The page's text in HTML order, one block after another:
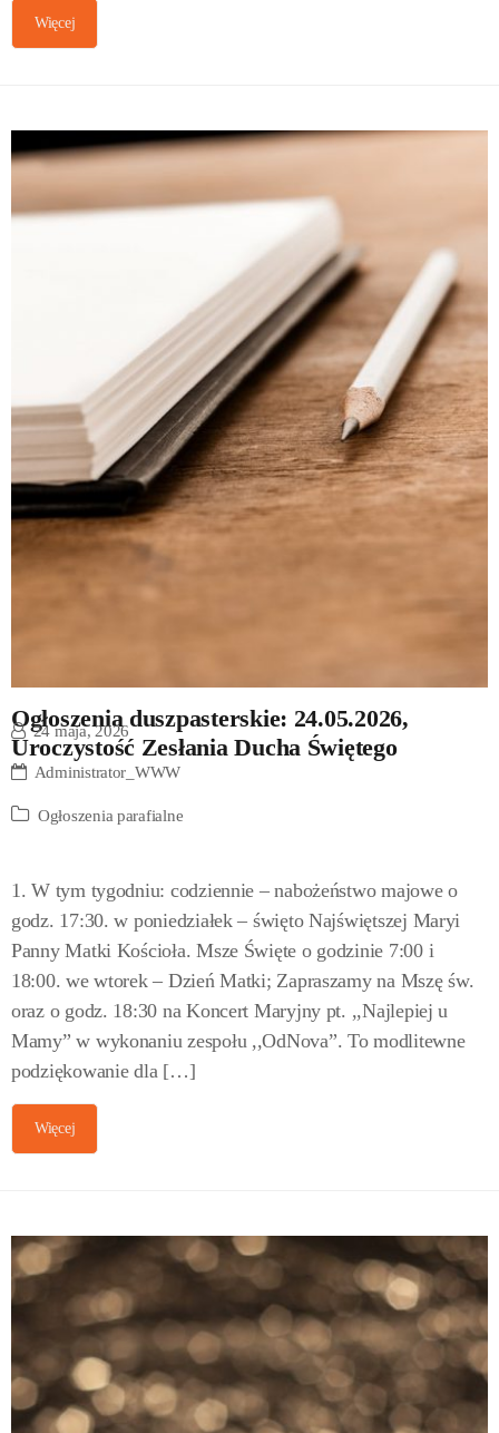
Więcej
Ogłoszenia duszpasterskie: 24.05.2026,
Uroczystość Zesłania Ducha Świętego
24 maja, 2026
Administrator_WWW
Ogłoszenia parafialne
1. W tym tygodniu: codziennie – nabożeństwo majowe o
godz. 17:30. w poniedziałek – święto Najświętszej Maryi
Panny Matki Kościoła. Msze Święte o godzinie 7:00 i
18:00. we wtorek – Dzień Matki; Zapraszamy na Mszę św.
oraz o godz. 18:30 na Koncert Maryjny pt. ,,Najlepiej u
Mamy” w wykonaniu zespołu ,,OdNova”. To modlitewne
podziękowanie dla […]
Więcej